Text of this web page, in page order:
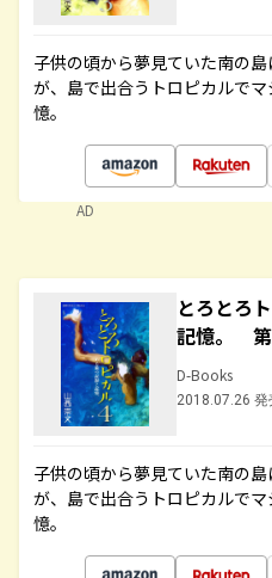
子供の頃から夢見ていた南の
が、島で出合うトロピカルで
憶。
AD
とろとろ
記憶。
D-Books
2018.07.26 発
子供の頃から夢見ていた南の
が、島で出合うトロピカルで
憶。